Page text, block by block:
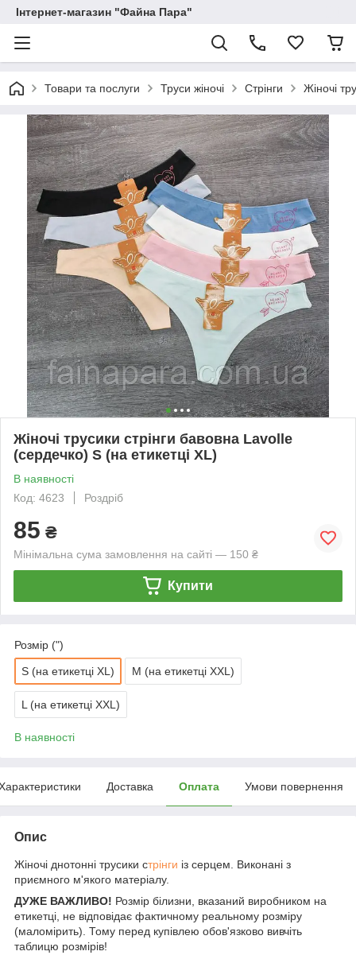
Інтернет-магазин "Файна Пара"
Товари та послуги Труси жіночі Стрінги Жіночі
Жіночі трусики стрінги бавовна Lavolle
(сердечко) S (на етикетці XL)
В наявності
Код: 4623
Роздріб
85 ₴
Мінімальна сума замовлення на сайті — 150 ₴
Купити
Розмір (")
S (на етикетці XL) M (на етикетці XXL)
L (на етикетці XXL)
В наявності
Доставка Оплата Умови повернення
Опис
Жіночі днотонні трусики стрінги із серцем. Виконані з
приємного м'якого матеріалу.
ДУЖЕ ВАЖЛИВО! Розмір білизни, вказаний виробником на
етикетці, не відповідає фактичному реальному розміру
(маломірить). Тому перед купівлею обов'язково вивчіть
таблицю розмірів!